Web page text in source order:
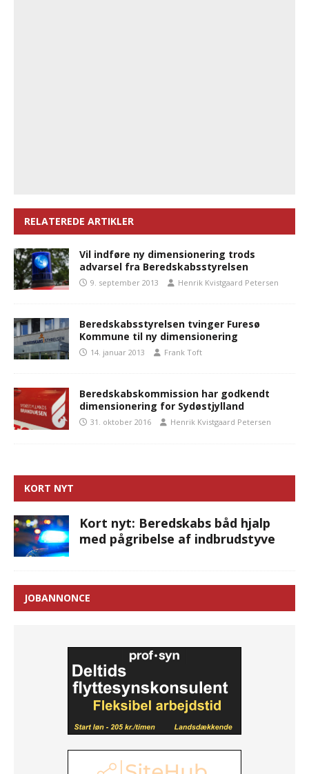
RELATEREDE ARTIKLER
Vil indføre ny dimensionering trods
advarsel fra Beredskabsstyrelsen
9. september 2013 Henrik Kvistgaard Petersen
Beredskabsstyrelsen tvinger Furesø
Kommune til ny dimensionering
14. januar 2013 Frank Toft
Beredskabskommission har godkendt
dimensionering for Sydøstjylland
31. oktober 2016 Henrik Kvistgaard Petersen
KORT NYT
Kort nyt: Beredskabs båd hjalp
med pågribelse af indbrudstyve
JOBANNONCE